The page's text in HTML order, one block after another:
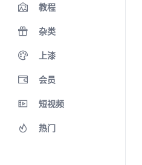
教程
杂类
上漆
会员
短视频
热门